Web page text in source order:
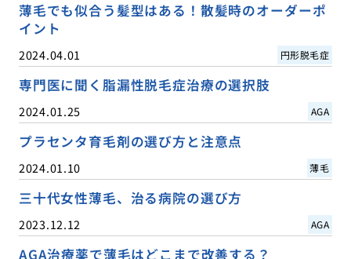
薄毛でも似合う髪型はある！散髪時のオーダーポ
イント
2024.04.01 円形脱毛症
専門医に聞く脂漏性脱毛症治療の選択肢
2024.01.25 AGA
プラセンタ育毛剤の選び方と注意点
2024.01.10 薄毛
三十代女性薄毛、治る病院の選び方
2023.12.12 AGA
AGA治療薬で薄毛はどこまで改善する？